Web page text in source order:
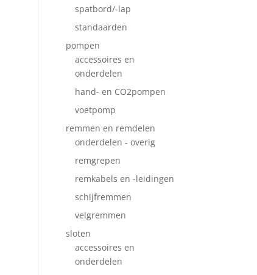
spatbord/-lap
standaarden
pompen
accessoires en
onderdelen
hand- en CO2pompen
voetpomp
remmen en remdelen
onderdelen - overig
remgrepen
remkabels en -leidingen
schijfremmen
velgremmen
sloten
accessoires en
onderdelen